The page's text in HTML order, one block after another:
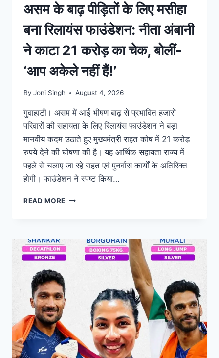
असम के बाढ़ पीड़ितों के लिए मसीहा
बना रिलायंस फाउंडेशन: नीता अंबानी
ने काटा 21 करोड़ का चेक, बोलीं-
‘आप अकेले नहीं हैं!’
By Joni Singh August 4, 2026
गुवाहाटी। असम में आई भीषण बाढ़ से प्रभावित हजारों
परिवारों की सहायता के लिए रिलायंस फाउंडेशन ने बड़ा
मानवीय कदम उठाते हुए मुख्यमंत्री राहत कोष में 21 करोड़
रुपये देने की घोषणा की है। यह आर्थिक सहायता राज्य में
पहले से चलाए जा रहे राहत एवं पुनर्वास कार्यों के अतिरिक्त
होगी। फाउंडेशन ने स्पष्ट किया…
READ MORE